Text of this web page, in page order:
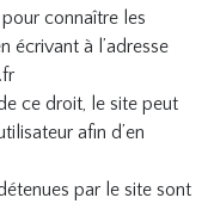
connaître les
écrivant à l’adresse
ce droit, le site peut
afin d’en
par le site sont